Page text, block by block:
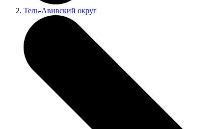
Тель-Авивский округ